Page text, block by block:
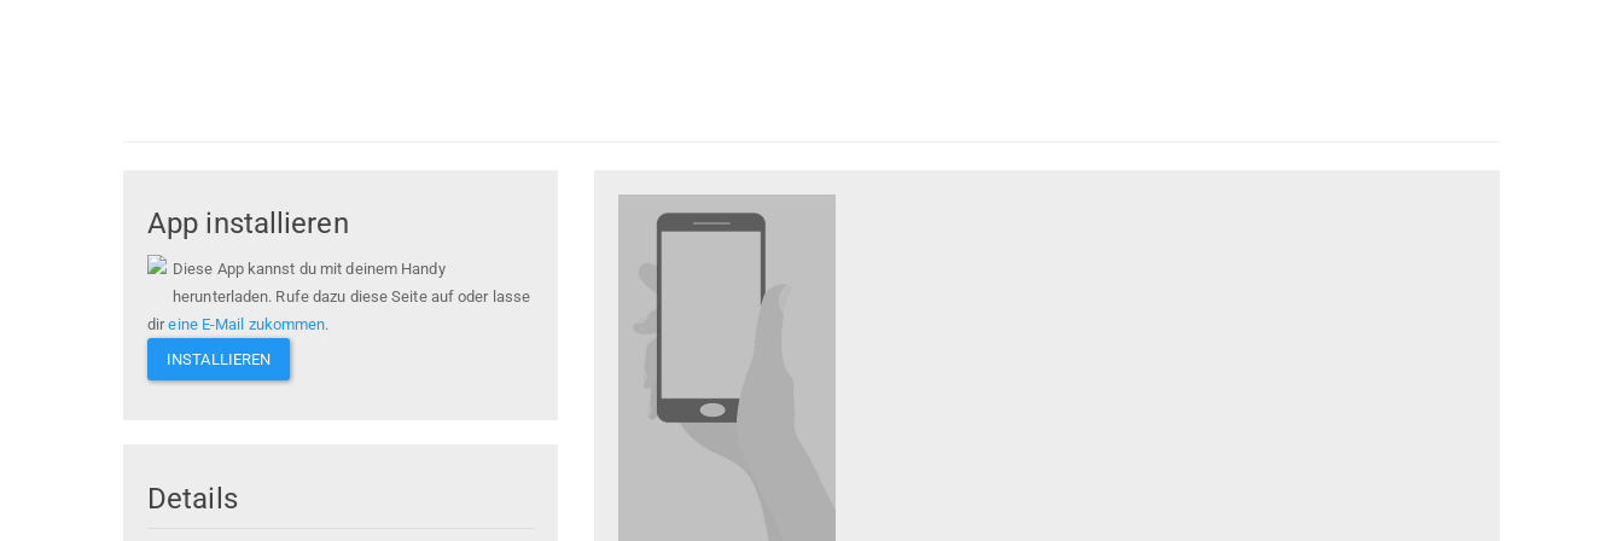
App installieren
Diese App kannst du mit deinem Handy
herunterladen. Rufe dazu diese Seite auf oder lasse
direine E-Mail zukommen.
INSTALLIEREN
Details